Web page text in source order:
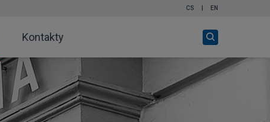
CS EN
Kontakty
vyhledávání